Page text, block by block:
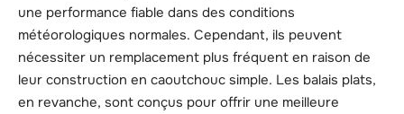
une performance fiable dans des conditions
météorologiques normales. Cependant, ils peuvent
nécessiter un remplacement plus fréquent en raison de
leur construction en caoutchouc simple. Les balais plats,
en revanche, sont conçus pour offrir une meilleure